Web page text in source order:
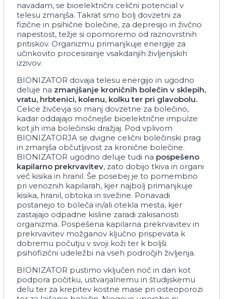
navadam, se bioelektrični celični potencial v
telesu zmanjša. Takrat smo bolj dovzetni za
fizične in psihične bolečine, za depresijo in živčno
napestost, težje si opomoremo od raznovrstnih
pritiskov. Organizmu primanjkuje energije za
učinkovito procesiranje vsakdanjih življenjskih
izzivov.
BIONIZATOR dovaja telesu energijo in ugodno
deluje na zmanjšanje kroničnih bolečin v sklepih,
vratu, hrbtenici, kolenu, kolku ter pri glavobolu.
Celice živčevja so manj dovzetne za bolečino,
kadar oddajajo močnejše bioelektrične impulze
kot jih ima bolečinski dražjaj. Pod vplivom
BIONIZATORJA se dvigne celični bolečinski prag
in zmanjša občutljivost za kronične bolečine.
BIONIZATOR ugodno deluje tudi na pospešeno
kapilarno prekrvavitev, zato dobijo tkiva in organi
več kisika in hranil. Še posebej je to pomembno
pri venoznih kapilarah, kjer najbolj primanjkuje
kisika, hranil, obtoka in svežine. Ponavadi
postanejo to boleča in/ali otekla mesta, kjer
zastajajo odpadne kisline zaradi zakisanosti
organizma. Pospešena kapilarna prekrvavitev in
prekrvavitev možganov ključno prispevata k
dobremu počutju v svoji koži ter k boljši
psihofizični udeležbi na vseh področjih življenja.
BIONIZATOR pustimo vključen noč in dan kot
podpora počitku, ustvarjalnemu in študijskemu
delu ter za krepitev kostne mase pri osteoporozi